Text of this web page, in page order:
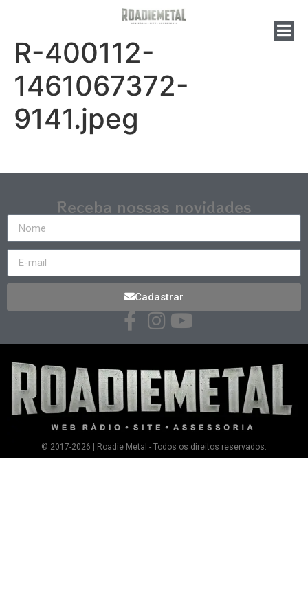
R-400112-
1461067372-
9141.jpeg
Receba nossas novidades
Cadastrar
© 2017-2026 | Roadie Metal - Todos os direitos reservados.